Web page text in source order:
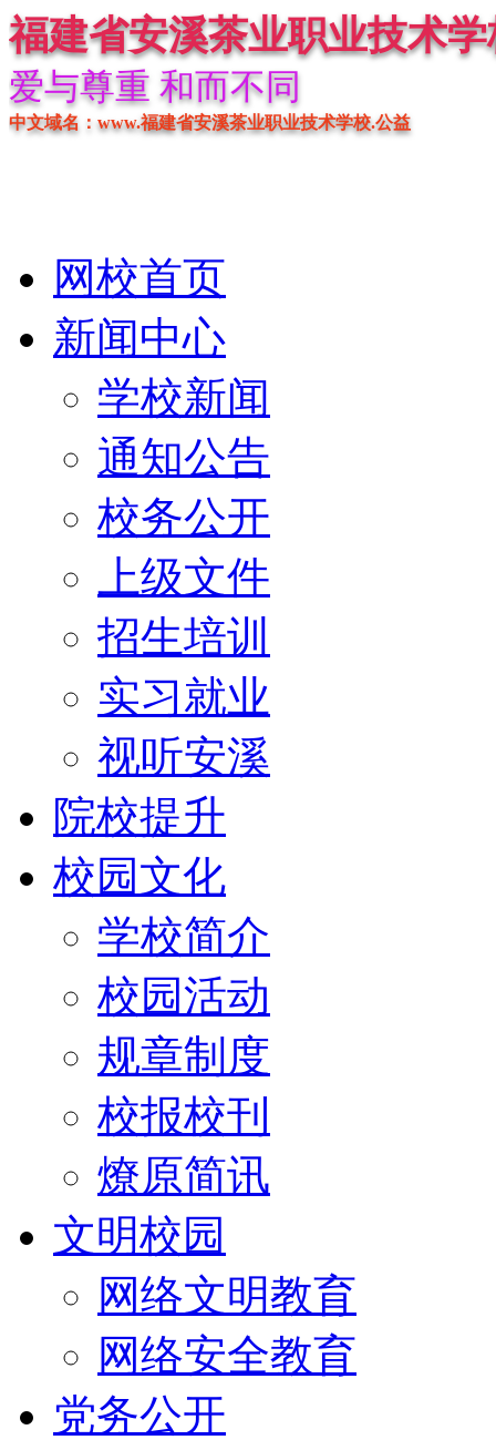
福建省安溪茶业职业技术学
爱与尊重 和而不同
中文域名：www.福建省安溪茶业职业技术学校.公益
网校首页
新闻中心
学校新闻
通知公告
校务公开
上级文件
招生培训
实习就业
视听安溪
院校提升
校园文化
学校简介
校园活动
规章制度
校报校刊
燎原简讯
文明校园
网络文明教育
网络安全教育
党务公开